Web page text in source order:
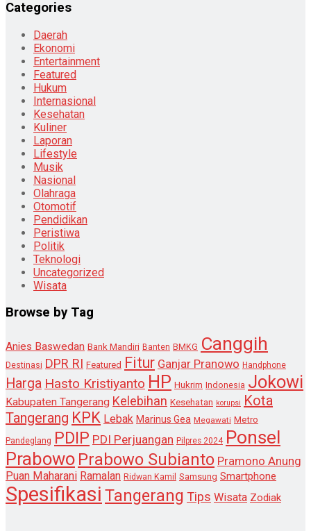
Categories
Daerah
Ekonomi
Entertainment
Featured
Hukum
Internasional
Kesehatan
Kuliner
Laporan
Lifestyle
Musik
Nasional
Olahraga
Otomotif
Pendidikan
Peristiwa
Politik
Teknologi
Uncategorized
Wisata
Browse by Tag
Anies Baswedan Bank Mandiri Banten BMKG Canggih
Destinasi DPR RI Featured Fitur Ganjar Pranowo Handphone
Harga Hasto Kristiyanto HP Hukrim Indonesia Jokowi
Kabupaten Tangerang Kelebihan Kesehatan korupsi Kota
Tangerang KPK Lebak Marinus Gea Megawati Metro
Pandeglang PDIP PDI Perjuangan Pilpres 2024 Ponsel
Prabowo Prabowo Subianto Pramono Anung
Puan Maharani Ramalan Ridwan Kamil Samsung Smartphone
Spesifikasi Tangerang Tips Wisata Zodiak